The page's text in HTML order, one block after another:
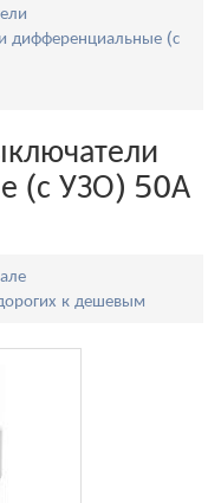
дифференциальные (с
(с УЗО) 50А
к дешевым